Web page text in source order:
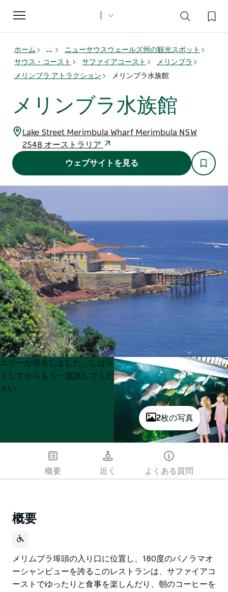
Toggle
navigation
ホーム ...
ニューサウスウェールズ州の観光スポット
サウス・コースト
サファイアコースト
メリンブラ
メリンブラ アトラクション
メリンブラ水族館
メリンブラ水族館
Lake Street Merimbula Wharf Merimbula NSW
2548 オーストラリア
ウェブサイトを見る
2枚の写真
Product
List
Product
List
エラーが発生しました。しばら
くしてからもう一度試してくだ
さい
概要 近く よくある質問
概要
メリムブラ埠頭の入り口に位置し、180度のパノラマオ
ーシャンビューを誇るこのレストランは、サファイアコ
ーストでゆったりと食事を楽しんだり、朝のコーヒーを